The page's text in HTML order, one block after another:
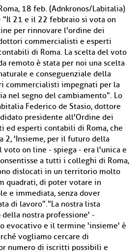
18 feb. (Adnkronos/Labitalia)
"Il 21 e il 22 febbraio si vota on
per rinnovare l'ordine dei
commercialisti e esperti
di Roma. La scelta del voto
remoto è stata per noi una scelta
e conseguenziale della
commercialisti impegnati per la
nel segno del cambiamento". Lo
Federico de Stasio, dottore
presidente all'Ordine dei
ed esperti contabili di Roma, che
2, 'Insieme, per il futuro della
voto on line - spiega - era l'unica e
a tutti i colleghi di Roma,
dislocati in un territorio molto
quadrati, di poter votare in
e immediata, senza dover
di lavoro"."La nostra lista
nostra professione' -
evocativo e il termine 'insieme' è
vogliamo cercare di
numero di iscritti possibili e